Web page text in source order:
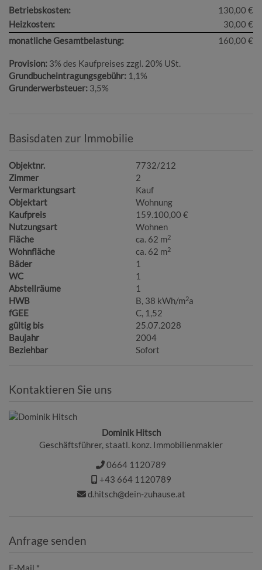
Betriebskosten:
130,00 €
Heizkosten:
30,00 €
monatliche Gesamtbelastung:
160,00 €
Provision: 3% des Kaufpreises zzgl. 20% USt.
Grundbucheintragungsgebühr: 1,1%
Grunderwerbsteuer: 3,5%
Basisdaten zur Immobilie
Objektnr.
7732/212
Zimmer
2
Vermarktungsart
Kauf
Objektart
Wohnung
Kaufpreis
159.100,00 €
Nutzungsart
Wohnen
Fläche
ca. 62 m2
Wohnfläche ca. 62 m2
Bäder
1
WC
1
Abstellräume
1
HWB
B, 38 kWh/m2a
fGEE
C, 1,52
gültig bis
25.07.2028
Baujahr
2004
Beziehbar
Sofort
Kontaktieren Sie uns
Dominik Hitsch
Geschäftsführer, staatl. konz. Immobilienmakler
0664 1120789
+43 664 1120789
d.hitsch@dein-zuhause.at
Anfrage senden
E-Mail